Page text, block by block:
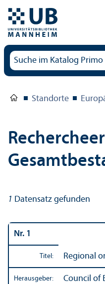
Standorte
1 Datensatz gefunden
Nr. 1
Titel: Regional
Herausgeber: Council of